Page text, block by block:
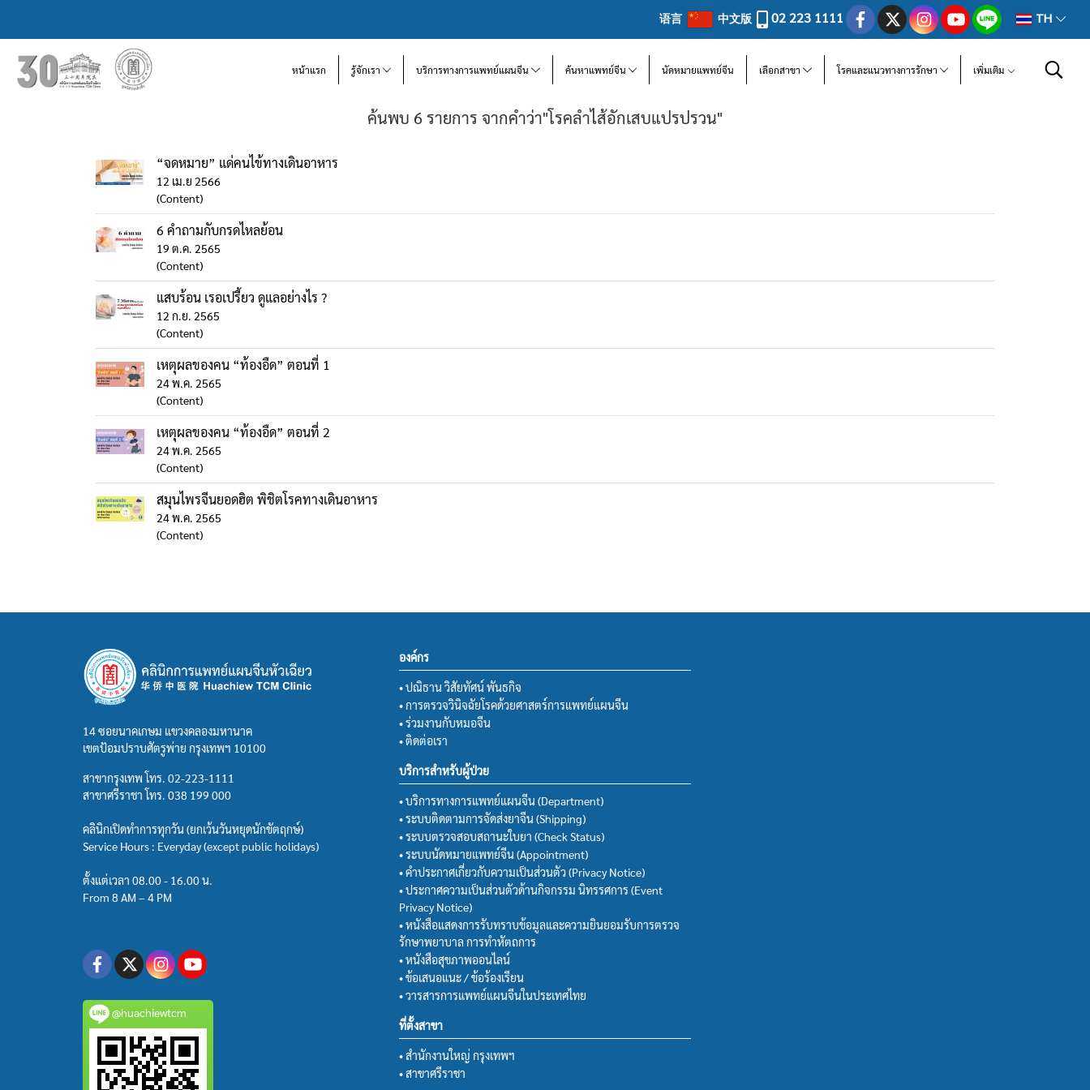
语言 中文版 02 223 1111 TH
หน้าแรก รู้จักเรา บริการทางการแพทย์แผนจีน ค้นหาแพทย์จีน นัดหมายแพทย์จีน เลือกสาขา โรคและแนวทางการรักษา เพิ่มเติม
ค้นพบ 6 รายการ จากคำว่า"โรคลำไส้อักเสบแปรปรวน"
“จดหมาย” แด่คนไข้ทางเดินอาหาร
12 เม.ย 2566
(Content)
6 คำถามกับกรดไหลย้อน
19 ต.ค. 2565
(Content)
แสบร้อน เรอเปรี้ยว ดูแลอย่างไร ?
12 ก.ย. 2565
(Content)
เหตุผลของคน “ท้องอืด” ตอนที่ 1
24 พ.ค. 2565
(Content)
เหตุผลของคน “ท้องอืด” ตอนที่ 2
24 พ.ค. 2565
(Content)
สมุนไพรจีนยอดฮิต พิชิตโรคทางเดินอาหาร
24 พ.ค. 2565
(Content)
14 ซอยนาคเกษม แขวงคลองมหานาค
เขตป้อมปราบศัตรูพ่าย กรุงเทพฯ 10100
สาขากรุงเทพ โทร. 02-223-1111
สาขาศรีราชา โทร. 038 199 000
คลินิกเปิดทำการทุกวัน (ยกเว้นวันหยุดนักขัตฤกษ์)
Service Hours : Everyday (except public holidays)
ตั้งแต่เวลา 08.00 - 16.00 น.
From 8 AM – 4 PM
@huachiewtcm
องค์กร
• ปณิธาน วิสัยทัศน์ พันธกิจ
• การตรวจวินิจฉัยโรคด้วยศาสตร์การแพทย์แผนจีน
• ร่วมงานกับหมอจีน
• ติดต่อเรา
บริการสำหรับผู้ป่วย
• บริการทางการแพทย์แผนจีน (Department)
• ระบบติดตามการจัดส่งยาจีน (Shipping)
• ระบบตรวจสอบสถานะใบยา (Check Status)
• ระบบนัดหมายแพทย์จีน (Appointment)
• คำประกาศเกี่ยวกับความเป็นส่วนตัว (Privacy Notice)
• ประกาศความเป็นส่วนตัวด้านกิจกรรม นิทรรศการ (Event
Privacy Notice)
• หนังสือแสดงการรับทราบข้อมูลและความยินยอมรับการตรวจ
รักษาพยาบาล การทำหัตถการ
• หนังสือสุขภาพออนไลน์
• ข้อเสนอแนะ / ข้อร้องเรียน
• วารสารการแพทย์แผนจีนในประเทศไทย
ที่ตั้งสาขา
• สำนักงานใหญ่ กรุงเทพฯ
• สาขาศรีราชา